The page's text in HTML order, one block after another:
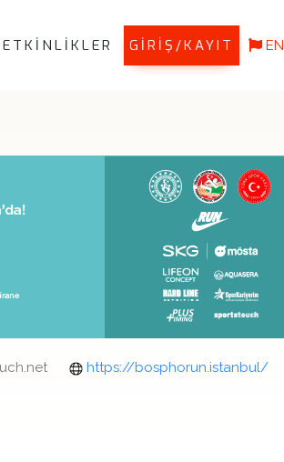
ETKİNLİKLER GİRİŞ/KAYIT EN
https://bosphorun.istanbul/